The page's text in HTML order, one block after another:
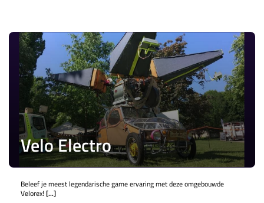
Velo Electro
Beleef je meest legendarische game ervaring met deze omgebouwde
Velorex! [...]